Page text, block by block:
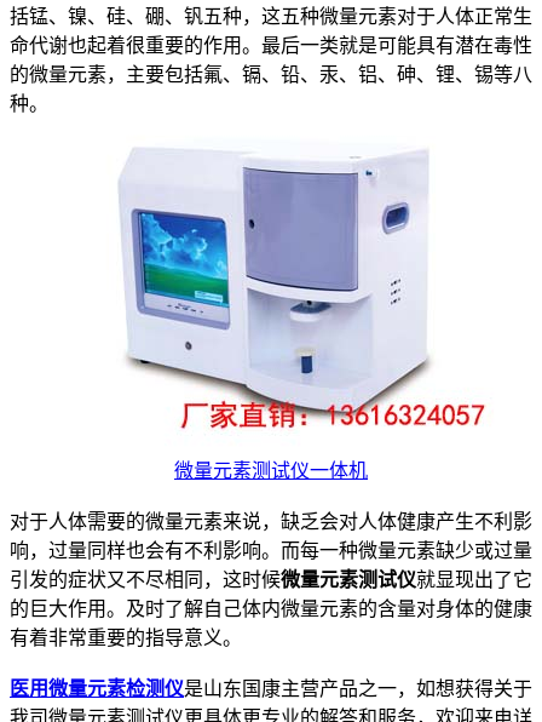
括锰、镍、硅、硼、钒五种，这五种微量元素对于人体正常生
命代谢也起着很重要的作用。最后一类就是可能具有潜在毒性
的微量元素，主要包括氟、镉、铅、汞、铝、砷、锂、锡等八
种。
微量元素测试仪一体机
对于人体需要的微量元素来说，缺乏会对人体健康产生不利影
响，过量同样也会有不利影响。而每一种微量元素缺少或过量
引发的症状又不尽相同，这时候微量元素测试仪就显现出了它
的巨大作用。及时了解自己体内微量元素的含量对身体的健康
有着非常重要的指导意义。
医用微量元素检测仪是山东国康主营产品之一，如想获得关于
我司微量元素测试仪更具体更专业的解答和服务，欢迎来电详